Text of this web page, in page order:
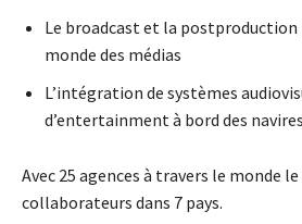
Le broadcast et la postproduction
monde des médias
L’intégration de systèmes
d’entertainment à bord des
Avec 25 agences à travers le monde
collaborateurs dans 7 pays.